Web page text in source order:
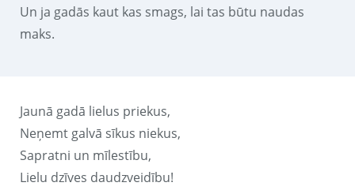
Un ja gadās kaut kas smags, lai tas būtu naudas
maks.
Jaunā gadā lielus priekus,
Neņemt galvā sīkus niekus,
Sapratni un mīlestību,
Lielu dzīves daudzveidību!